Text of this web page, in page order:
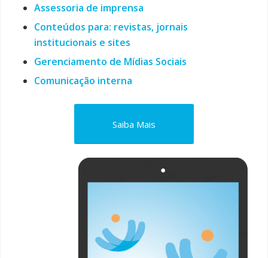
Assessoria de imprensa
Conteúdos para: revistas, jornais
institucionais e sites
Gerenciamento de Mídias Sociais
Comunicação interna
Saiba Mais